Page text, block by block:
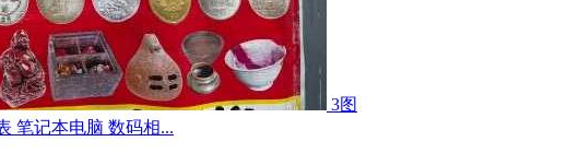
3图
笔记本电脑 数码相...